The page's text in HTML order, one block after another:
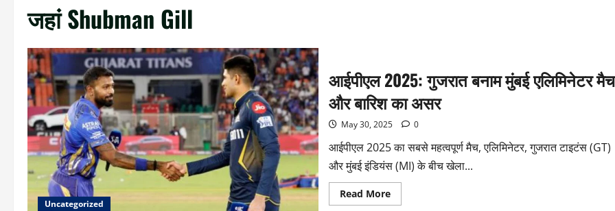
जहां Shubman Gill
Uncategorized
आईपीएल 2025: गुजरात बनाम मुंबई एलिमिनेटर मैच
और बारिश का असर
May 30, 2025 0
आईपीएल 2025 का सबसे महत्वपूर्ण मैच, एलिमिनेटर, गुजरात टाइटंस (GT)
और मुंबई इंडियंस (MI) के बीच खेला...
Read More